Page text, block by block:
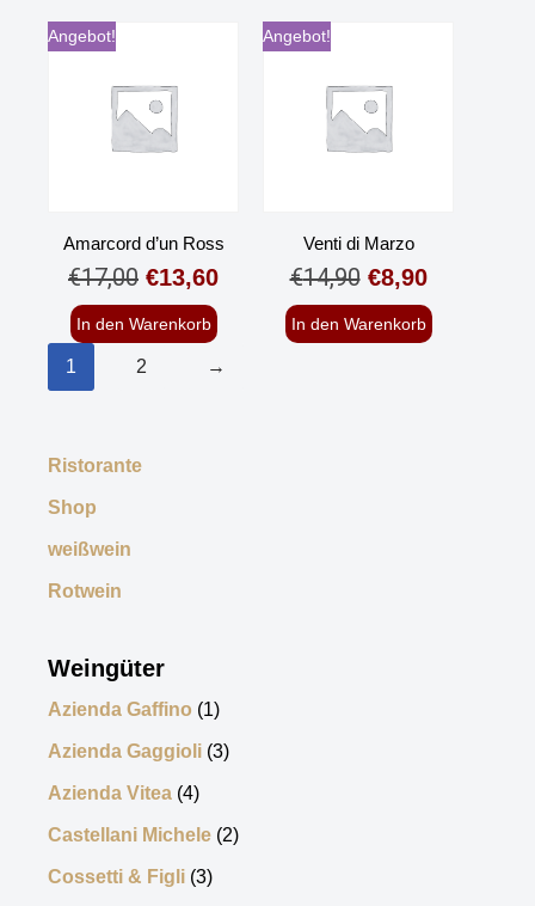
Angebot!
Amarcord d’un Ross
€17,00 €13,60
In den Warenkorb
Angebot!
Venti di Marzo
€14,90 €8,90
In den Warenkorb
1 2 →
Ristorante
Shop
weißwein
Rotwein
Weingüter
Azienda Gaffino (1)
Azienda Gaggioli (3)
Azienda Vitea (4)
Castellani Michele (2)
Cossetti & Figli (3)